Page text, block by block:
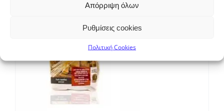
Απόρριψη όλων
Ρυθμίσεις cookies
Πολιτική Cookies